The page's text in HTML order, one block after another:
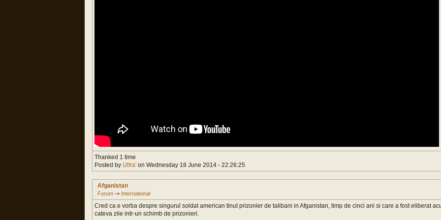
Thanked 1 time
Posted by Ultra' on Wednesday 18 June 2014 - 22:26:25
Afganistan
Forum -> International
Cred ca e vorba despre singurul soldat american tinut prizonier de talibani in Afganistan, timp de cinci ani si care a fost eliberat
cateva zile intr-un schimb de prizonieri.